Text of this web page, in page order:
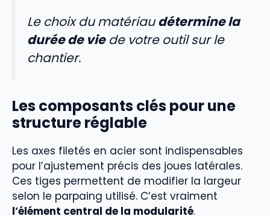
Le choix du matériaudétermine la
durée de viede votre outil sur le
chantier.
Les composants clés pour une
structure réglable
Les axes filetés en acier sont indispensables
pour l’ajustement précis des joues latérales.
Ces tiges permettent de modifier la largeur
selon le parpaing utilisé. C’est vraiment
l’élément central de la modularité.